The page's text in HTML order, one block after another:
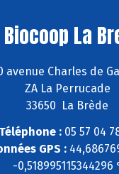
Biocoop La
avenue Charles de
ZA La Perrucade
33650 La Brède
Téléphone : 05 57 04
GPS :
-0,518995115344296